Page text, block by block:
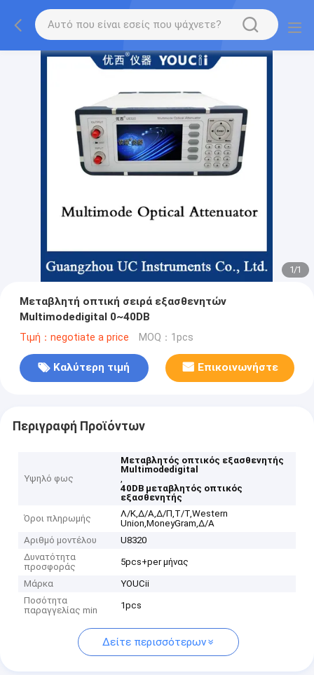
1/1
Μεταβλητή οπτική σειρά εξασθενητών
Multimodedigital 0~40DB
Τιμή：negotiate a price MOQ：1pcs
Καλύτερη τιμή Επικοινωνήστε
Περιγραφή Προϊόντων
Υψηλό φως
Μεταβλητός οπτικός εξασθενητής
Multimodedigital
,
40DB μεταβλητός οπτικός
εξασθενητής
Όροι πληρωμής
Λ/Κ,Δ/Α,Δ/Π,Τ/Τ,Western
Union,MoneyGram,Δ/Α
Αριθμό μοντέλου
U8320
Δυνατότητα
προσφοράς
5pcs+per μήνας
Μάρκα
YOUCii
Ποσότητα
παραγγελίας min
1pcs
Δείτε περισσότερων